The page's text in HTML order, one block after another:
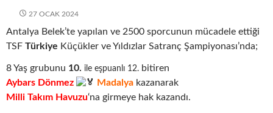
27 OCAK 2024
Antalya Belek’te yapılan ve 2500 sporcunun mücadele ettiği
TSF Türkiye Küçükler ve Yıldızlar Satranç Şampiyonası’nda;
8 Yaş grubunu 10. ile eşpuanlı 12. bitiren
Aybars Dönmez
Madalya kazanarak
Milli Takım Havuzu‘na girmeye hak kazandı.